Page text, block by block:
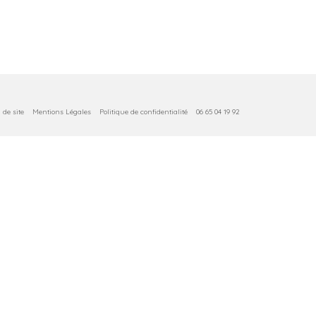
de site Mentions Légales Politique de confidentialité 06 65 04 19 92